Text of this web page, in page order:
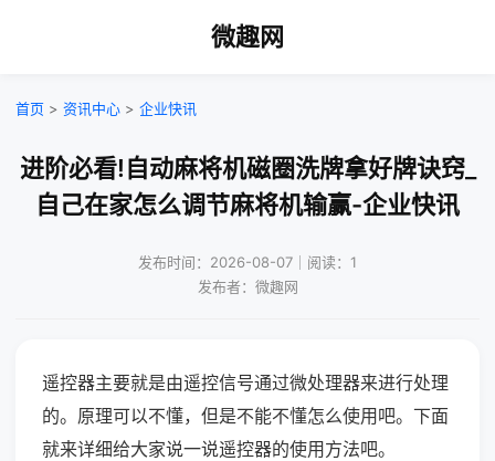
微趣网
首页 > 资讯中心 > 企业快讯
进阶必看!自动麻将机磁圈洗牌拿好牌诀窍_
自己在家怎么调节麻将机输赢-企业快讯
发布时间：2026-08-07｜阅读：1
发布者：微趣网
遥控器主要就是由遥控信号通过微处理器来进行处理
的。原理可以不懂，但是不能不懂怎么使用吧。下面
就来详细给大家说一说遥控器的使用方法吧。